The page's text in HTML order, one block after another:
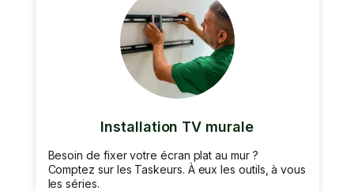
Installation TV murale
Besoin de fixer votre écran plat au mur ?
Comptez sur les Taskeurs. À eux les outils, à vous
les séries.